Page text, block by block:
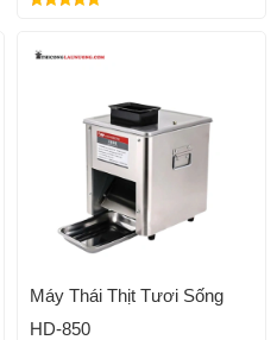
Máy Thái Thịt Tươi Sống
HD-850